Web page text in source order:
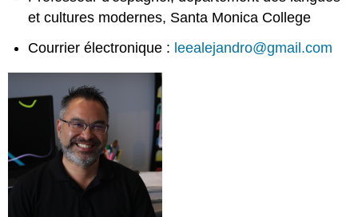
et cultures modernes, Santa Monica College
Courrier électronique : leealejandro@gmail.com